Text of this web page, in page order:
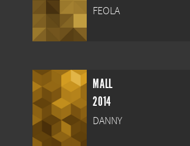
FEOLA
MALL
2014
DANNY